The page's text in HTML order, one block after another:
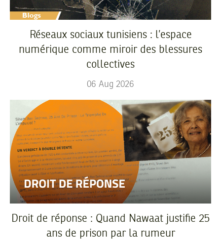
Réseaux sociaux tunisiens : l’espace
numérique comme miroir des blessures
collectives
06 Aug 2026
Droit de réponse : Quand Nawaat justifie 25
ans de prison par la rumeur